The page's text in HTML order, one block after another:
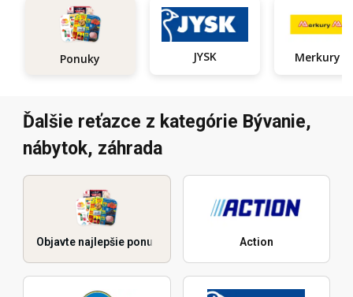
Ponuky JYSK
Ďalšie reťazce z kategórie Bývanie,
nábytok, záhrada
Objavte najlepšie ponuky Action